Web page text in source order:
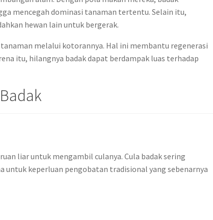
mencegah dominasi tanaman tertentu. Selain itu,
hewan lain untuk bergerak.
melalui kotorannya. Hal ini membantu regenerasi
itu, hilangnya badak dapat berdampak luas terhadap
liar untuk mengambil culanya. Cula badak sering
keperluan pengobatan tradisional yang sebenarnya